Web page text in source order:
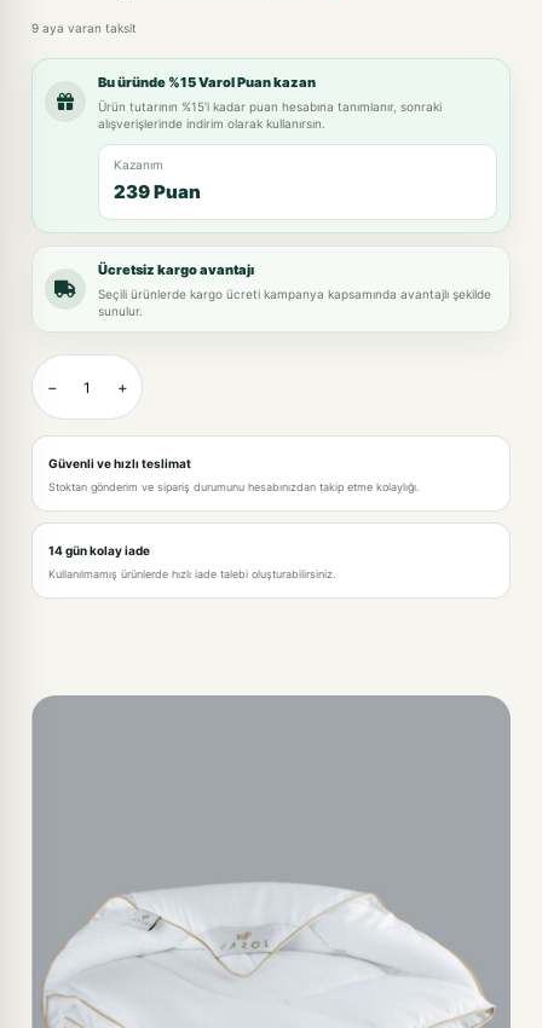
9 aya varan taksit
Bu üründe %15 Varol Puan kazan
Ürün tutarının %15'i kadar puan hesabına tanımlanır, sonraki
alışverişlerinde indirim olarak kullanırsın.
Kazanım
239 Puan
Ücretsiz kargo avantajı
Seçili ürünlerde kargo ücreti kampanya kapsamında avantajlı şekilde
sunulur.
− +
Güvenli ve hızlı teslimat
Stoktan gönderim ve sipariş durumunu hesabınızdan takip etme kolaylığı.
14 gün kolay iade
Kullanılmamış ürünlerde hızlı iade talebi oluşturabilirsiniz.